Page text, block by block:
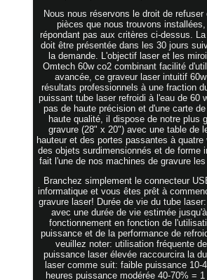
Nous nous réservons le droit de refuser
pièces que nous trouvons
répondant pas aux critères ci-dessus.
doit être présentée dans les 30 jours
la demande. L'objectif laser et les
Omtech 60w co2 combinant facilité
avancée, ce graveur laser intuitif
résultats professionnels à une fraction
puissant tube laser refroidi à l'eau de 60
pas de haute précision et d'une carte
haute qualité, il dispose de notre plus
gravure (28" x 20") avec une table de
hauteur et des portes passantes à
des objets surdimensionnés et de forme
fait l'une de nos machines de gravure les
Branchez simplement le connecteur
informatique et vous êtes prêt à
gravure laser! Durée de vie du tube
avec une durée de vie estimée
fonctionnement en fonction de
puissance et de la performance de
veuillez noter: utilisation fréquente
puissance laser élevée raccourcira la
laser comme suit: faible puissance 10-
heures puissance modérée 40-70% =